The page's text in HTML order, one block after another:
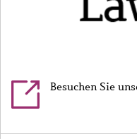
Besuchen Sie